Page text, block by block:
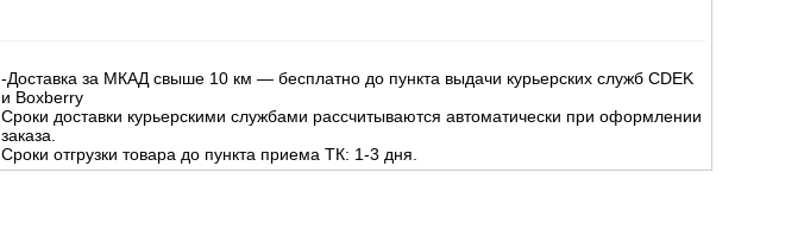
-Доставка за МКАД свыше 10 км — бесплатно до пункта выдачи курьерских служб CDEK
и Boxberry
Сроки доставки курьерскими службами рассчитываются автоматически при оформлении
заказа.
Сроки отгрузки товара до пункта приема ТК: 1-3 дня.